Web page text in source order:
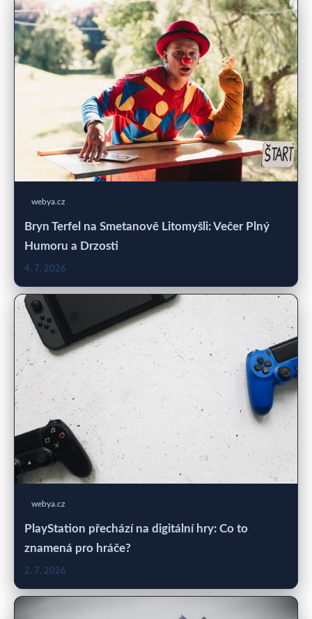
webya.cz
Bryn Terfel na Smetanově Litomyšli: Večer Plný
Humoru a Drzosti
4. 7. 2026
webya.cz
PlayStation přechází na digitální hry: Co to
znamená pro hráče?
2. 7. 2026